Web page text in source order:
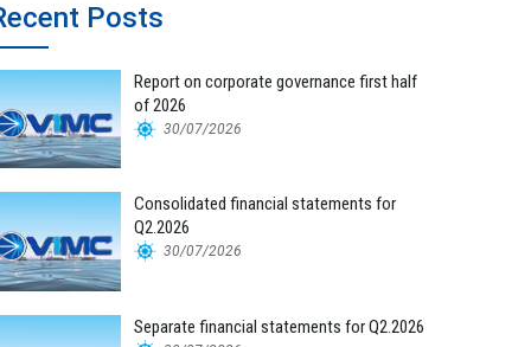
Posts
Report on corporate governance first half
of 2026
30/07/2026
Consolidated financial statements for
Q2.2026
30/07/2026
Separate financial statements for Q2.2026